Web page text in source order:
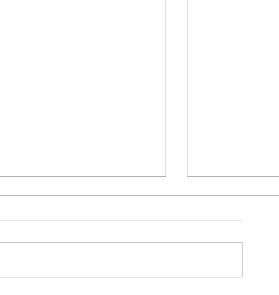
【自立訓練】現在の支援プロ
BASISの自立訓練（生活訓練）で